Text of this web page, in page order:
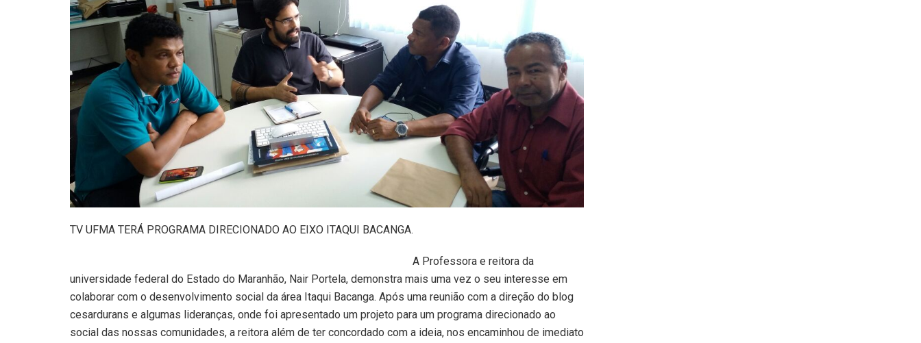
TV UFMA TERÁ PROGRAMA DIRECIONADO AO EIXO ITAQUI BACANGA.
A Professora e reitora da
universidade federal do Estado do Maranhão, Nair Portela, demonstra mais uma vez o seu interesse em
colaborar com o desenvolvimento social da área Itaqui Bacanga. Após uma reunião com a direção do blog
cesardurans e algumas lideranças, onde foi apresentado um projeto para um programa direcionado ao
social das nossas comunidades, a reitora além de ter concordado com a ideia, nos encaminhou de imediato